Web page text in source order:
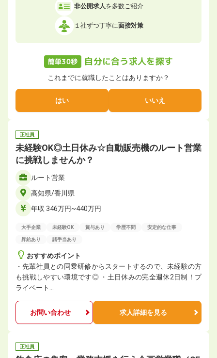
非公開求人を多数ご紹介
１社ずつ丁寧に面接対策
簡単30秒 自分に合う求人を探す
これまでに就職したことはありますか？
はい いいえ
正社員
未経験OK◎土日休み☆自動販売機のルート営業
に挑戦しませんか？
ルート営業
高知県/香川県
年収 346万円~440万円
大手企業 未経験OK 賞与あり 学歴不問 安定的な仕事
昇給あり 諸手当あり
おすすめポイント
・先輩社員との同乗研修からスタートするので、未経験の方
も挑戦しやすい環境です◎ ・土日休みの完全週休2日制！プ
ライベート…
お問い合わせ 求人詳細を見る
正社員